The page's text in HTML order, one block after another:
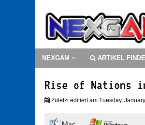
NEXGAM ARTIKEL
Rise of Nations
Zuletzt editiert am Tuesday,